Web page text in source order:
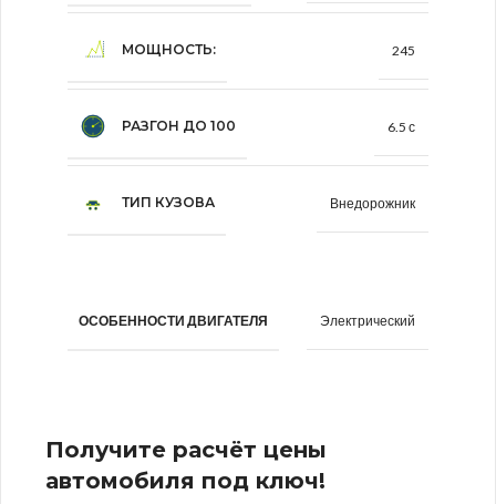
МОЩНОСТЬ: 245
РАЗГОН ДО 100 6.5 с
ТИП КУЗОВА Внедорожник
ОСОБЕННОСТИ ДВИГАТЕЛЯ Электрический
Получите расчёт цены
автомобиля под ключ!